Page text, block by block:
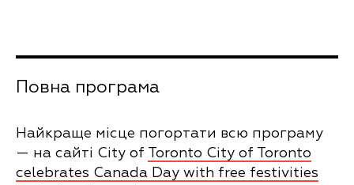
Повна програма
Найкраще місце погортати всю програму
— на сайті City of Toronto City of Toronto
celebrates Canada Day with free festivities